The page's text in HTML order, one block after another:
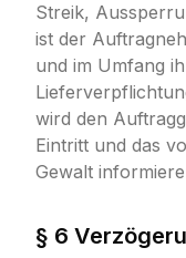
Streik,
ist der
und im Umfang
wird den
Eintritt und das
Gewalt
§ 6